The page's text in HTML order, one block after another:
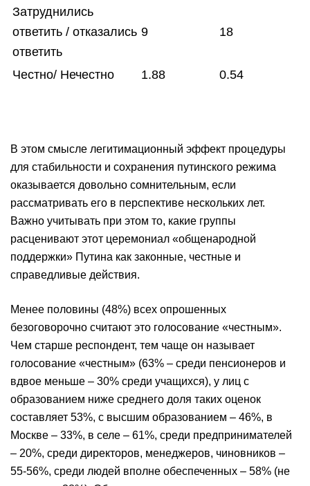
Затруднились
ответить / отказались
ответить
9 18
Честно/ Нечестно 1.88 0.54
В этом смысле легитимационный эффект процедуры
для стабильности и сохранения путинского режима
оказывается довольно сомнительным, если
рассматривать его в перспективе нескольких лет.
Важно учитывать при этом то, какие группы
расценивают этот церемониал «общенародной
поддержки» Путина как законные, честные и
справедливые действия.
Менее половины (48%) всех опрошенных
безоговорочно считают это голосование «честным».
Чем старше респондент, тем чаще он называет
голосование «честным» (63% – среди пенсионеров и
вдвое меньше – 30% среди учащихся), у лиц с
образованием ниже среднего доля таких оценок
составляет 53%, с высшим образованием – 46%, в
Москве – 33%, в селе – 61%, среди предпринимателей
– 20%, среди директоров, менеджеров, чиновников –
55-56%, среди людей вполне обеспеченных – 58% (не